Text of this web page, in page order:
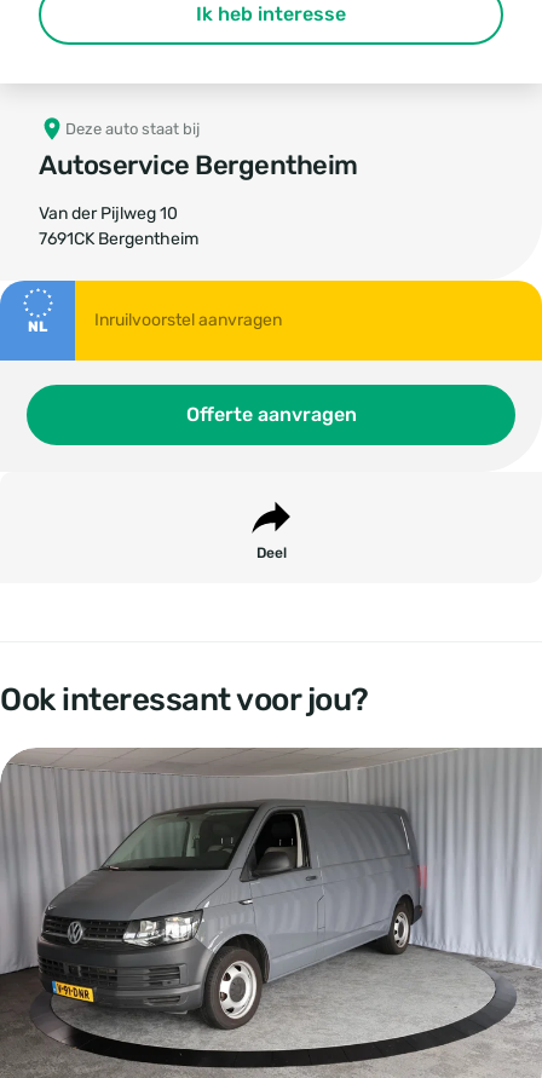
Ik heb interesse
Deze auto staat bij
Autoservice Bergentheim
Van der Pijlweg 10
7691CK Bergentheim
NL
Offerte aanvragen
Deel
Ook interessant voor jou?